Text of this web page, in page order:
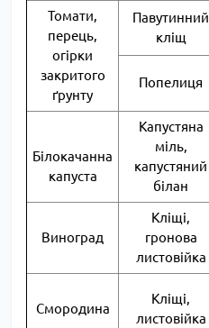
Томати,
перець,
огірки
закритого
ґрунту
Павутинний
кліщ
Попелиця
Білокачанна
капуста
Капустяна
міль,
капустяний
білан
Виноград
Кліщі,
гронова
листовійка
Смородина
Кліщі,
листовійка